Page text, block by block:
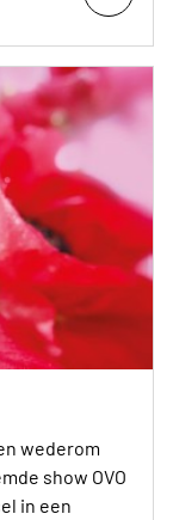
wederom
show OVO
in een